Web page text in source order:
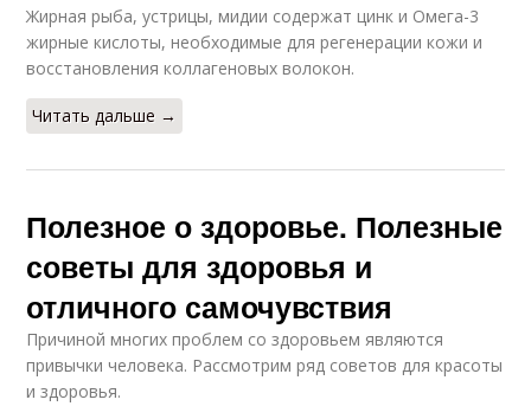
Жирная рыба, устрицы, мидии содержат цинк и Омега-3
жирные кислоты, необходимые для регенерации кожи и
восстановления коллагеновых волокон.
Читать дальше →
Полезное о здоровье. Полезные
советы для здоровья и
отличного самочувствия
Причиной многих проблем со здоровьем являются
привычки человека. Рассмотрим ряд советов для красоты
и здоровья.